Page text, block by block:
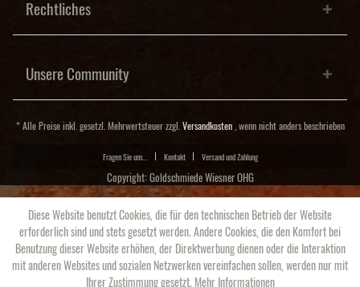
Rechtliches
Unsere Community
* Alle Preise inkl. gesetzl. Mehrwertsteuer zzgl. Versandkosten, wenn nicht anders beschrieben
Fragen Sie uns... Kontakt Versand und Zahlung
Copyright: Goldschmiede Wiesner OHG
Diese Website benutzt Cookies, die für den technischen Betrieb der Website
erforderlich sind und stets gesetzt werden. Andere Cookies, die den Komfort bei
Benutzung dieser Website erhöhen, der Direktwerbung dienen oder die Interaktion
mit anderen Websites und sozialen Netzwerken vereinfachen sollen, werden nur mit
Ihrer Zustimmung gesetzt. Mehr Informationen